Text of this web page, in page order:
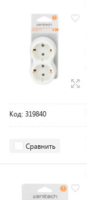
Код: 319840
Сравнить